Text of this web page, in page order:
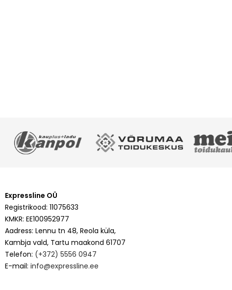
Expressline OÜ
Registrikood: 11075633
KMKR: EE100952977
Aadress: Lennu tn 48, Reola küla,
Kambja vald, Tartu maakond 61707
Telefon: (+372) 5556 0947
E-mail: info@expressline.ee